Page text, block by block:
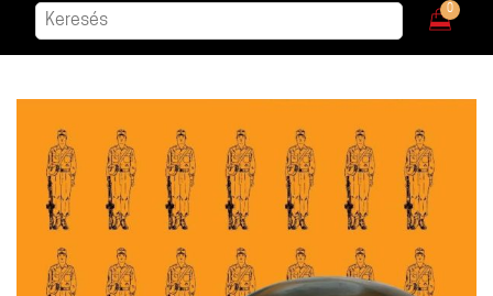
0